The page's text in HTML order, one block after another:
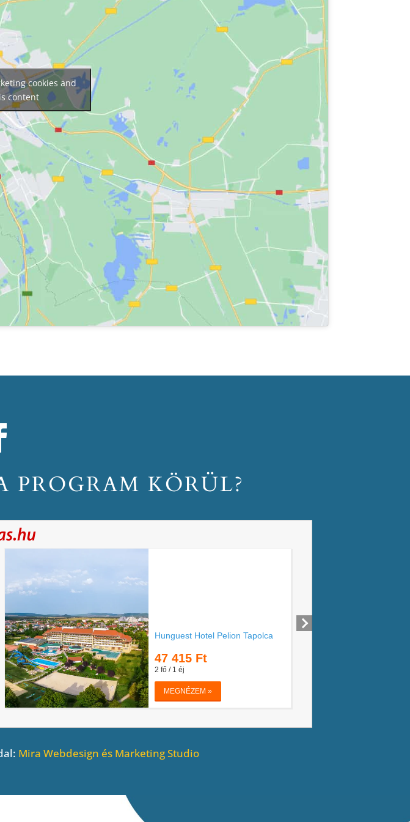
cookies and
content
PROGRAM KÖRÜL?
Mira Webdesign és Marketing Studio